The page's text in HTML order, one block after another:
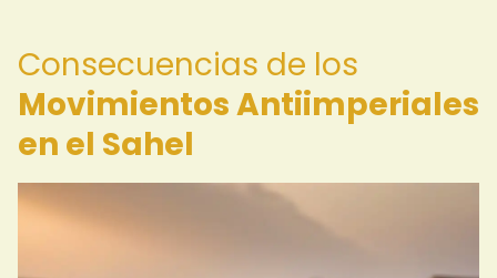
Consecuencias de los
Movimientos Antiimperiales
en el Sahel